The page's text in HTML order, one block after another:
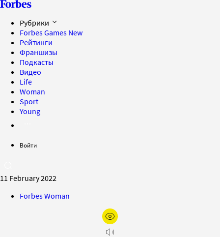
Рубрики
Forbes Games New
Рейтинги
Франшизы
Подкасты
Видео
Life
Woman
Sport
Young
Войти
11 February 2022
Forbes Woman